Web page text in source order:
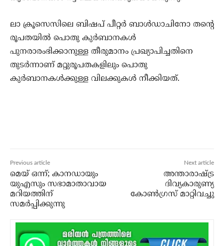
ലാ ക്രൂസെസിലെ ബിഷപ് പീറ്റര്‍ ബാള്‍ഡാചിനോ തന്റെ
രൂപതയില്‍ പൊതു കുര്‍ബാനകള്‍
പുനരാരംഭിക്കാനുള്ള തീരുമാനം പ്രഖ്യാപിച്ചതിനെ
തുടര്‍ന്നാണ് മറ്റുരൂപതകളിലും പൊതു
കുര്‍ബാനകള്‍ക്കുള്ള വിലക്കുകള്‍ നീക്കിയത്.
Previous article
മെയ് ഒന്ന്; കാനഡായും
യുഎസും സഭാമാതാവായ
മറിയത്തിന്
സമര്‍പ്പിക്കുന്നു
Next article
അന്താരാഷ്ട്ര
ദിവ്യകാരുണ്യ
കോണ്‍ഗ്രസ് മാറ്റിവച്ചു